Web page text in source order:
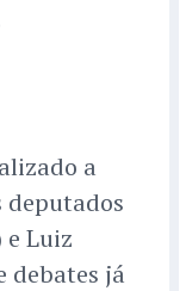
a
e Luiz
debates já